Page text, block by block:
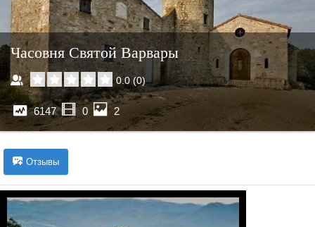
Часовня Святой Варвары
0.0(0)
6147 0 2
Отзывы